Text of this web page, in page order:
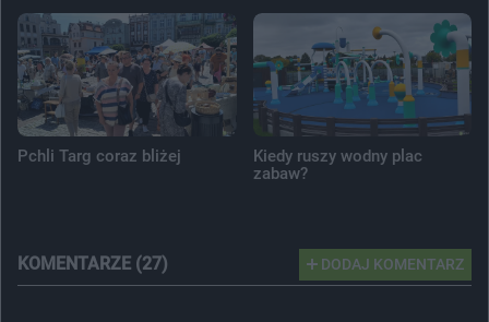
Pchli Targ coraz bliżej
Kiedy ruszy wodny plac
zabaw?
KOMENTARZE (27) DODAJ KOMENTARZ